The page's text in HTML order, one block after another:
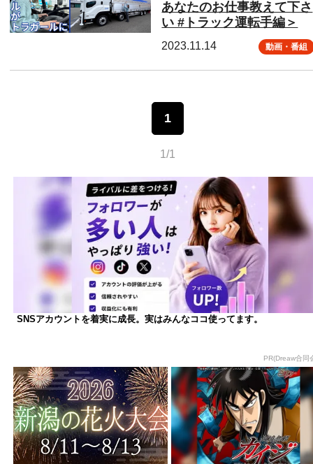
あなたのお仕事教えて下さ
い #トラック運転手編＞
2023.11.14 動画・番組
1
1/1
SNSアカウントを着実に成長。実はみんなココ使ってます。
PR(Dreaw合同